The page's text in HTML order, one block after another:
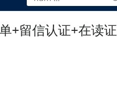
+留信认证+在读证